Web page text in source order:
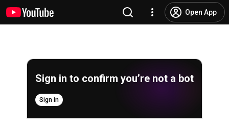
Open App
Sign in to confirm you’re not a bot
Sign in